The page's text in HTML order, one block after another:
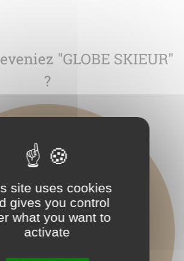
"GLOBE SKIEUR"
?
site uses cookies
gives you control
what you want to
activate